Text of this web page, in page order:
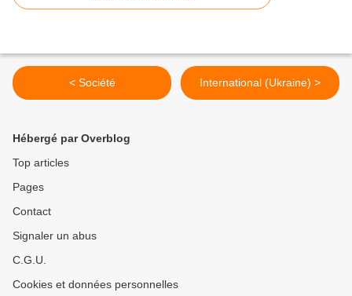
< Société International (Ukraine) >
Hébergé par Overblog
Top articles
Pages
Contact
Signaler un abus
C.G.U.
Cookies et données personnelles